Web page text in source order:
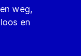
weg,
en